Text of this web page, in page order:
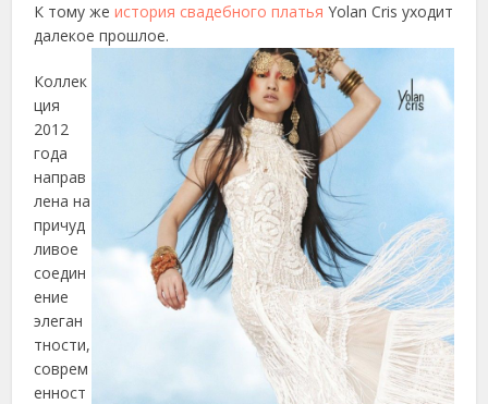
К тому жеистория свадебного платья Yolan Cris уходит
далекое прошлое.
Коллек
ция
2012
года
направ
лена на
причуд
ливое
соедин
ение
элеган
тности,
соврем
енност